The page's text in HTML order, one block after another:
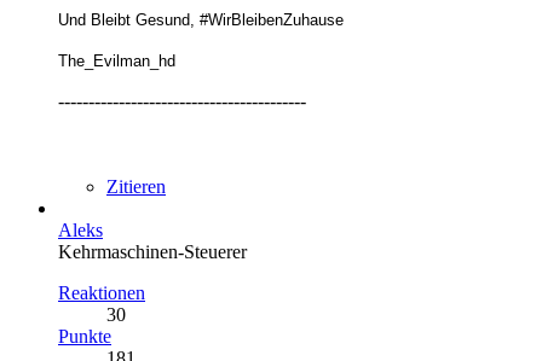
Und Bleibt Gesund, #WirBleibenZuhause
The_Evilman_hd
-----------------------------------------
Zitieren
Aleks
Kehrmaschinen-Steuerer
Reaktionen
30
Punkte